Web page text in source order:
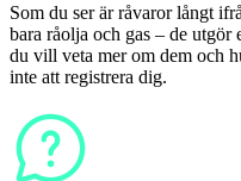
Som du ser är råvaror långt
bara råolja och gas – de utgör
du vill veta mer om dem och
inte att registrera dig.